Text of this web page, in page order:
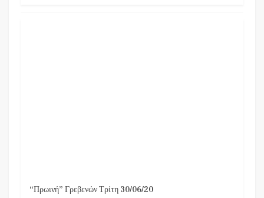
“Πρωινή” Γρεβενών Τρίτη 30/06/20